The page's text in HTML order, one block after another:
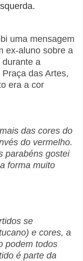
uma mensagem
ex-aluno sobre a
a
das Artes,
era a cor
das cores do
do vermelho.
parabéns gostei
forma muito
se
e cores, a
podem todos
é parte da